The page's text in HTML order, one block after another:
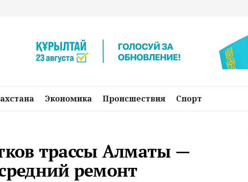
Экономика Происшествия Спорт
трассы Алматы —
ремонт